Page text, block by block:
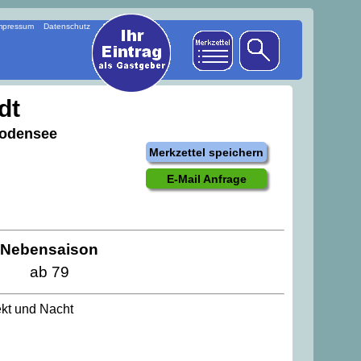
Nebensaison
ab 79
und Nacht
Merkzettel speichern
E-Mail Anfrage
Datenschutz